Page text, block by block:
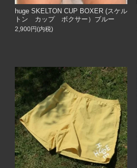
huge SKELTON CUP BOXER (スケル
トン カップ ボクサー）ブルー
2,900円(内税)